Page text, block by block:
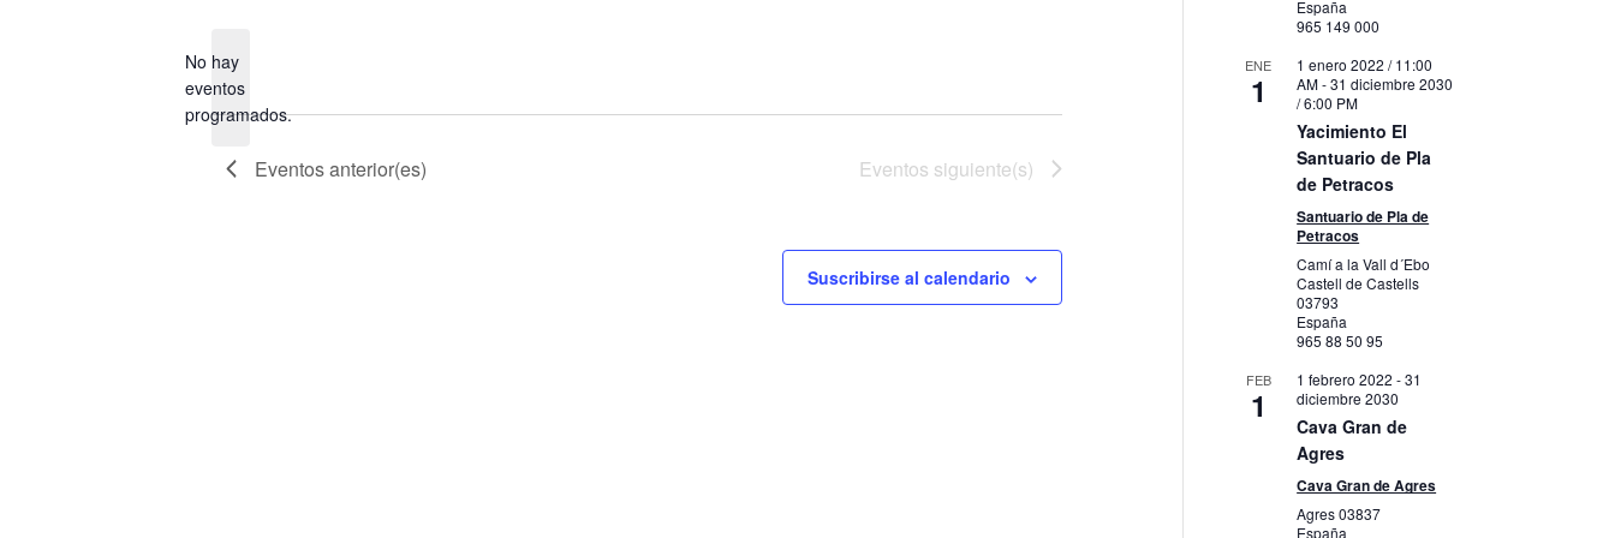
Aviso
No hay
eventos
programados.
Eventosanterior(es) Eventos siguiente(s)
Suscribirse al calendario
España
965 149 000
ENE
1
1 enero 2022 / 11:00
AM-31 diciembre 2030
/ 6:00 PM
Yacimiento El
Santuario de Pla
de Petracos
Santuario de Pla de
Petracos
Camí a la Vall d´Ebo
Castell de Castells
03793
España
965 88 50 95
FEB
1
1 febrero 2022 -31
diciembre 2030
Cava Gran de
Agres
Cava Gran de Agres
Agres03837
España